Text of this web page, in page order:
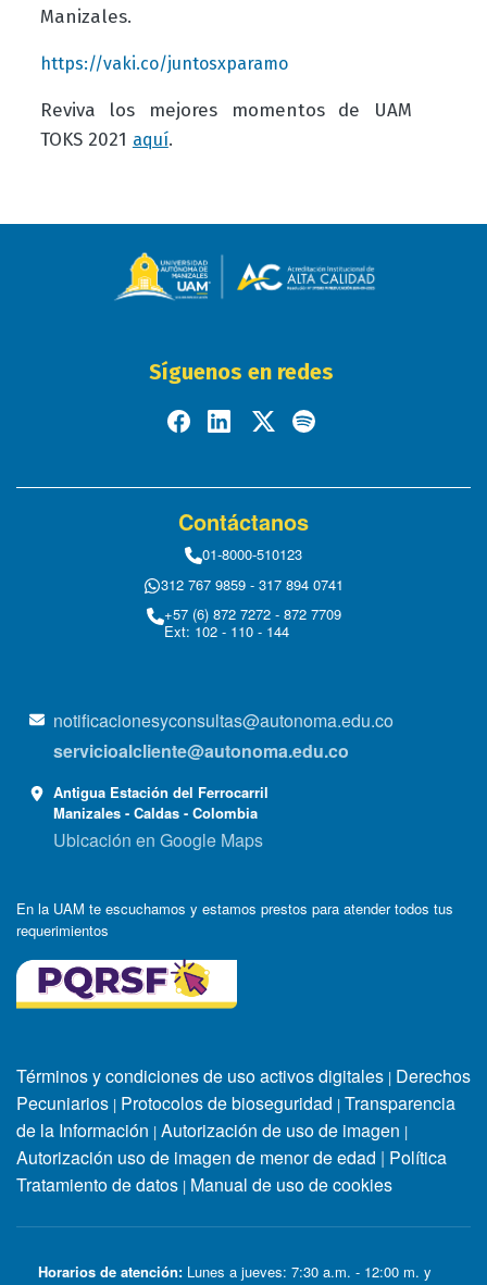
Manizales.
https://vaki.co/juntosxparamo
Reviva los mejores momentos de UAM
TOKS 2021 aquí.
Síguenos en redes
Contáctanos
01-8000-510123
312 767 9859 - 317 894 0741
+57 (6) 872 7272 - 872 7709
Ext: 102 - 110 - 144
notificacionesyconsultas@autonoma.edu.co
servicioalcliente@autonoma.edu.co
Antigua Estación del Ferrocarril
Manizales - Caldas - Colombia
Ubicación en Google Maps
En la UAM te escuchamos y estamos prestos para atender todos tus
requerimientos
Términos y condiciones de uso activos digitales | Derechos
Pecuniarios | Protocolos de bioseguridad | Transparencia
de la Información | Autorización de uso de imagen |
Autorización uso de imagen de menor de edad | Política
Tratamiento de datos | Manual de uso de cookies
Horarios de atención: Lunes a jueves: 7:30 a.m. - 12:00 m. y